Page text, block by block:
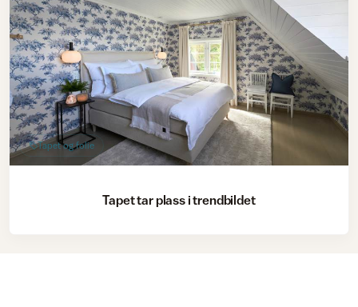
Tapet og folie
Tapet tar plass i trendbildet